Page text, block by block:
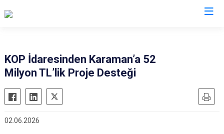
KOP İdaresinden Karaman’a 52
Milyon TL’lik Proje Desteği
02.06.2026